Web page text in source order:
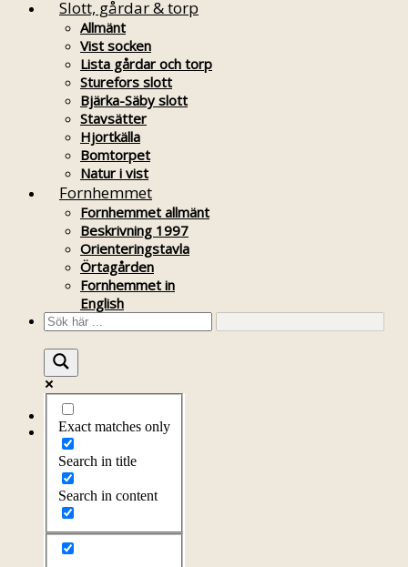
Slott, gårdar & torp
Allmänt
Vist socken
Lista gårdar och torp
Sturefors slott
Bjärka-Säby slott
Stavsätter
Hjortkälla
Bomtorpet
Natur i vist
Fornhemmet
Fornhemmet allmänt
Beskrivning 1997
Orienteringstavla
Örtagården
Fornhemmet in
English
Exact matches only
Search in title
Search in content
Startsida
Om föreningen
Årsprogram
Kontakt
Styrelsen
Litteratur